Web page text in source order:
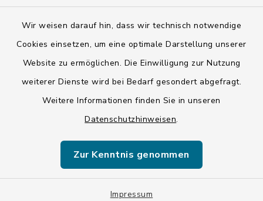
Wir weisen darauf hin, dass wir technisch notwendige
Cookies einsetzen, um eine optimale Darstellung unserer
Website zu ermöglichen. Die Einwilligung zur Nutzung
weiterer Dienste wird bei Bedarf gesondert abgefragt.
Weitere Informationen finden Sie in unseren
Datenschutzhinweisen.
Zur Kenntnis genommen
Impressum
Datenschutz
Impressum
ISIS 12
Cookie-Einstellungen